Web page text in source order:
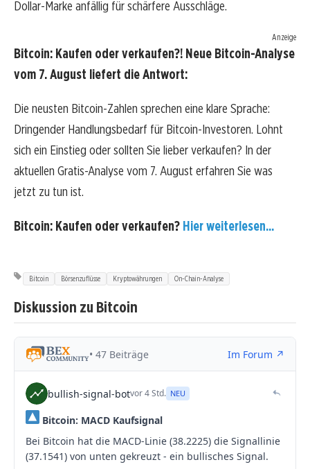
Dollar-Marke anfällig für schärfere Ausschläge.
Anzeige
Bitcoin: Kaufen oder verkaufen?! Neue Bitcoin-Analyse
vom 7. August liefert die Antwort:
Die neusten Bitcoin-Zahlen sprechen eine klare Sprache:
Dringender Handlungsbedarf für Bitcoin-Investoren. Lohnt
sich ein Einstieg oder sollten Sie lieber verkaufen? In der
aktuellen Gratis-Analyse vom 7. August erfahren Sie was
jetzt zu tun ist.
Bitcoin: Kaufen oder verkaufen? Hier weiterlesen...
Bitcoin Börsenzuflüsse Kryptowährungen On-Chain-Analyse
Diskussion zu Bitcoin